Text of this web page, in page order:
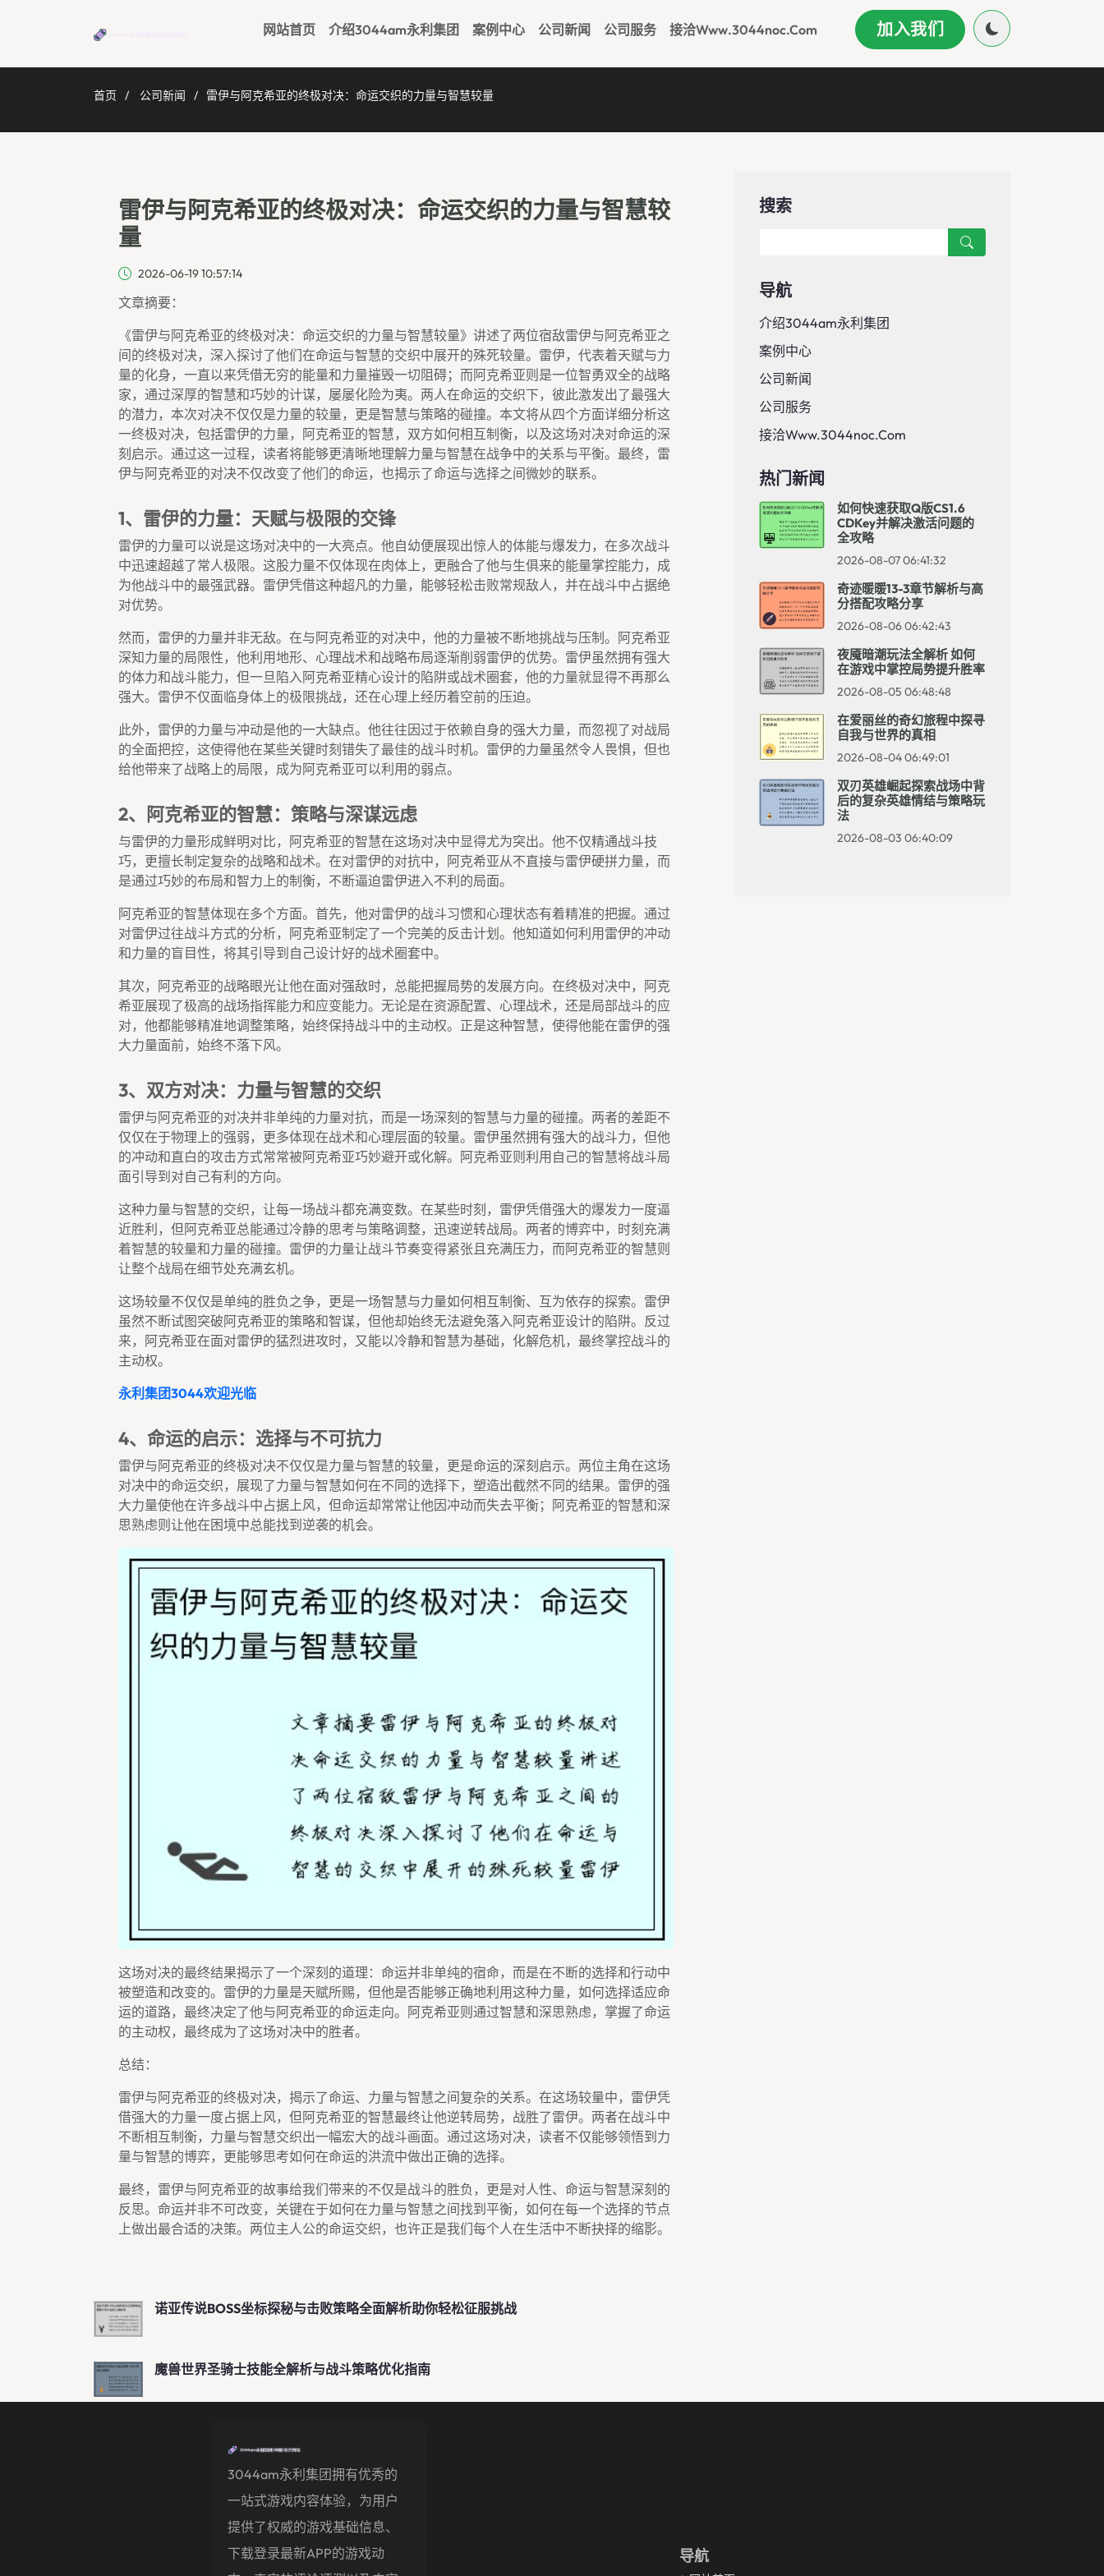
网站首页 介绍3044am永利集团 案例中心 公司新闻 公司服务 接洽www.3044noc.com 加入我们
首页 公司新闻 雷伊与阿克希亚的终极对决：命运交织的力量与智慧较量
雷伊与阿克希亚的终极对决：命运交织的力量与智慧较
量
2026-06-19 10:57:14
文章摘要：
《雷伊与阿克希亚的终极对决：命运交织的力量与智慧较量》讲述了两位宿敌雷伊与阿克希亚之
间的终极对决，深入探讨了他们在命运与智慧的交织中展开的殊死较量。雷伊，代表着天赋与力
量的化身，一直以来凭借无穷的能量和力量摧毁一切阻碍；而阿克希亚则是一位智勇双全的战略
家，通过深厚的智慧和巧妙的计谋，屡屡化险为夷。两人在命运的交织下，彼此激发出了最强大
的潜力，本次对决不仅仅是力量的较量，更是智慧与策略的碰撞。本文将从四个方面详细分析这
一终极对决，包括雷伊的力量，阿克希亚的智慧，双方如何相互制衡，以及这场对决对命运的深
刻启示。通过这一过程，读者将能够更清晰地理解力量与智慧在战争中的关系与平衡。最终，雷
伊与阿克希亚的对决不仅改变了他们的命运，也揭示了命运与选择之间微妙的联系。
1、雷伊的力量：天赋与极限的交锋
雷伊的力量可以说是这场对决中的一大亮点。他自幼便展现出惊人的体能与爆发力，在多次战斗
中迅速超越了常人极限。这股力量不仅体现在肉体上，更融合了他与生俱来的能量掌控能力，成
为他战斗中的最强武器。雷伊凭借这种超凡的力量，能够轻松击败常规敌人，并在战斗中占据绝
对优势。
然而，雷伊的力量并非无敌。在与阿克希亚的对决中，他的力量被不断地挑战与压制。阿克希亚
深知力量的局限性，他利用地形、心理战术和战略布局逐渐削弱雷伊的优势。雷伊虽然拥有强大
的体力和战斗能力，但一旦陷入阿克希亚精心设计的陷阱或战术圈套，他的力量就显得不再那么
强大。雷伊不仅面临身体上的极限挑战，还在心理上经历着空前的压迫。
此外，雷伊的力量与冲动是他的一大缺点。他往往因过于依赖自身的强大力量，而忽视了对战局
的全面把控，这使得他在某些关键时刻错失了最佳的战斗时机。雷伊的力量虽然令人畏惧，但也
给他带来了战略上的局限，成为阿克希亚可以利用的弱点。
2、阿克希亚的智慧：策略与深谋远虑
与雷伊的力量形成鲜明对比，阿克希亚的智慧在这场对决中显得尤为突出。他不仅精通战斗技
巧，更擅长制定复杂的战略和战术。在对雷伊的对抗中，阿克希亚从不直接与雷伊硬拼力量，而
是通过巧妙的布局和智力上的制衡，不断逼迫雷伊进入不利的局面。
阿克希亚的智慧体现在多个方面。首先，他对雷伊的战斗习惯和心理状态有着精准的把握。通过
对雷伊过往战斗方式的分析，阿克希亚制定了一个完美的反击计划。他知道如何利用雷伊的冲动
和力量的盲目性，将其引导到自己设计好的战术圈套中。
其次，阿克希亚的战略眼光让他在面对强敌时，总能把握局势的发展方向。在终极对决中，阿克
希亚展现了极高的战场指挥能力和应变能力。无论是在资源配置、心理战术，还是局部战斗的应
对，他都能够精准地调整策略，始终保持战斗中的主动权。正是这种智慧，使得他能在雷伊的强
大力量面前，始终不落下风。
3、双方对决：力量与智慧的交织
雷伊与阿克希亚的对决并非单纯的力量对抗，而是一场深刻的智慧与力量的碰撞。两者的差距不
仅仅在于物理上的强弱，更多体现在战术和心理层面的较量。雷伊虽然拥有强大的战斗力，但他
的冲动和直白的攻击方式常常被阿克希亚巧妙避开或化解。阿克希亚则利用自己的智慧将战斗局
面引导到对自己有利的方向。
这种力量与智慧的交织，让每一场战斗都充满变数。在某些时刻，雷伊凭借强大的爆发力一度逼
近胜利，但阿克希亚总能通过冷静的思考与策略调整，迅速逆转战局。两者的博弈中，时刻充满
着智慧的较量和力量的碰撞。雷伊的力量让战斗节奏变得紧张且充满压力，而阿克希亚的智慧则
让整个战局在细节处充满玄机。
这场较量不仅仅是单纯的胜负之争，更是一场智慧与力量如何相互制衡、互为依存的探索。雷伊
虽然不断试图突破阿克希亚的策略和智谋，但他却始终无法避免落入阿克希亚设计的陷阱。反过
来，阿克希亚在面对雷伊的猛烈进攻时，又能以冷静和智慧为基础，化解危机，最终掌控战斗的
主动权。
永利集团3044欢迎光临
4、命运的启示：选择与不可抗力
雷伊与阿克希亚的终极对决不仅仅是力量与智慧的较量，更是命运的深刻启示。两位主角在这场
对决中的命运交织，展现了力量与智慧如何在不同的选择下，塑造出截然不同的结果。雷伊的强
大力量使他在许多战斗中占据上风，但命运却常常让他因冲动而失去平衡；阿克希亚的智慧和深
思熟虑则让他在困境中总能找到逆袭的机会。
这场对决的最终结果揭示了一个深刻的道理：命运并非单纯的宿命，而是在不断的选择和行动中
被塑造和改变的。雷伊的力量是天赋所赐，但他是否能够正确地利用这种力量，如何选择适应命
运的道路，最终决定了他与阿克希亚的命运走向。阿克希亚则通过智慧和深思熟虑，掌握了命运
的主动权，最终成为了这场对决中的胜者。
总结：
雷伊与阿克希亚的终极对决，揭示了命运、力量与智慧之间复杂的关系。在这场较量中，雷伊凭
借强大的力量一度占据上风，但阿克希亚的智慧最终让他逆转局势，战胜了雷伊。两者在战斗中
不断相互制衡，力量与智慧交织出一幅宏大的战斗画面。通过这场对决，读者不仅能够领悟到力
量与智慧的博弈，更能够思考如何在命运的洪流中做出正确的选择。
最终，雷伊与阿克希亚的故事给我们带来的不仅是战斗的胜负，更是对人性、命运与智慧深刻的
反思。命运并非不可改变，关键在于如何在力量与智慧之间找到平衡，如何在每一个选择的节点
上做出最合适的决策。两位主人公的命运交织，也许正是我们每个人在生活中不断抉择的缩影。
诺亚传说BOSS坐标探秘与击败策略全面解析助你轻松征服挑战
魔兽世界圣骑士技能全解析与战斗策略优化指南
搜索
导航
介绍3044am永利集团
案例中心
公司新闻
公司服务
接洽www.3044noc.com
热门新闻
如何快速获取Q版CS1.6
CDKey并解决激活问题的
全攻略
2026-08-07 06:41:32
奇迹暖暖13-3章节解析与高
分搭配攻略分享
2026-08-06 06:42:43
夜魇暗潮玩法全解析 如何
在游戏中掌控局势提升胜率
2026-08-05 06:48:48
在爱丽丝的奇幻旅程中探寻
自我与世界的真相
2026-08-04 06:49:01
双刃英雄崛起探索战场中背
后的复杂英雄情结与策略玩
法
2026-08-03 06:40:09
3044am永利集团拥有优秀的
一站式游戏内容体验，为用户
提供了权威的游戏基础信息、
下载登录最新APP的游戏动
导航